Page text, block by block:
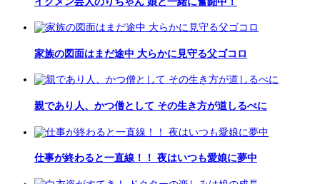
家族の図面はまだ途中 大らかに見守る父ゴコロ
親であり人、かつ僧として その生き方が道しるべに
仕事が終わると一直線！！ 夜はいつも愛娘に夢中